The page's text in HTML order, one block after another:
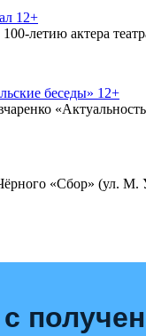
12+
летию актера
беседы» 12+
«Сбор» (ул. М.